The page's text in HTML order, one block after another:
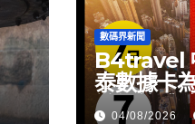
數碼界新聞
B4travel
泰數據卡
縫網絡體
04/08/2026